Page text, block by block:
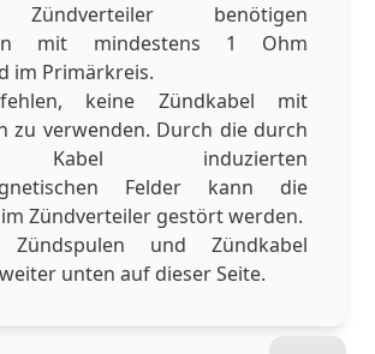
benötigen
mit mindestens 1 Ohm
im Primärkreis.
keine Zündkabel mit
zu verwenden. Durch die durch
Kabel induzierten
Felder kann die
Zündverteiler gestört werden.
Zündspulen und Zündkabel
unten auf dieser Seite.